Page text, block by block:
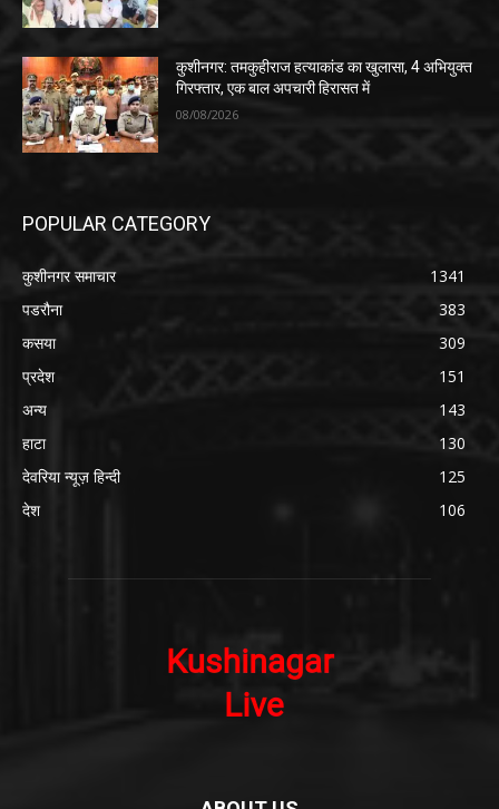
कुशीनगर: तमकुहीराज हत्याकांड का खुलासा, 4 अभियुक्त
गिरफ्तार, एक बाल अपचारी हिरासत में
08/08/2026
POPULAR CATEGORY
कुशीनगर समाचार
1341
पडरौना
383
कसया
309
प्रदेश
151
अन्य
143
हाटा
130
देवरिया न्यूज़ हिन्दी
125
देश
106